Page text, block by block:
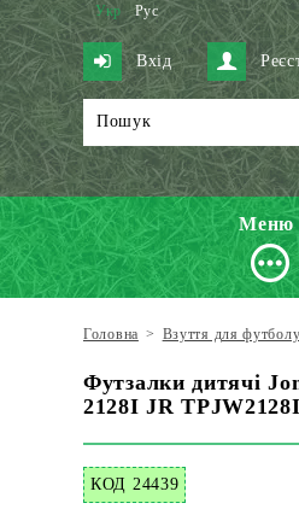
Укр Рус
Вхід
Меню
Головна > Взуття для футболу
Футзалки дитячі
2128I JR
КОД 24439